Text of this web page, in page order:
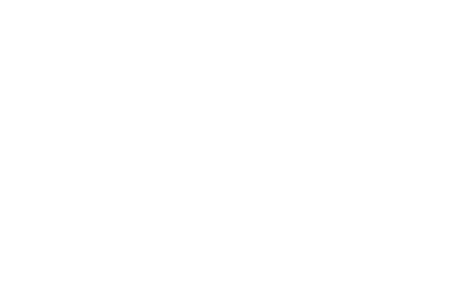
линия директно върху